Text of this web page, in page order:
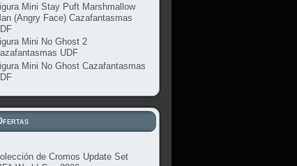
Mini Stay Puft Marshmallow
(Angry Face) Cazafantasmas
Mini No Ghost 2
UDF
Mini No Ghost Cazafantasmas
de Cromos Update Set